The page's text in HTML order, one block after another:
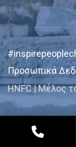
Προσωπικά
HNFC | Μέλος